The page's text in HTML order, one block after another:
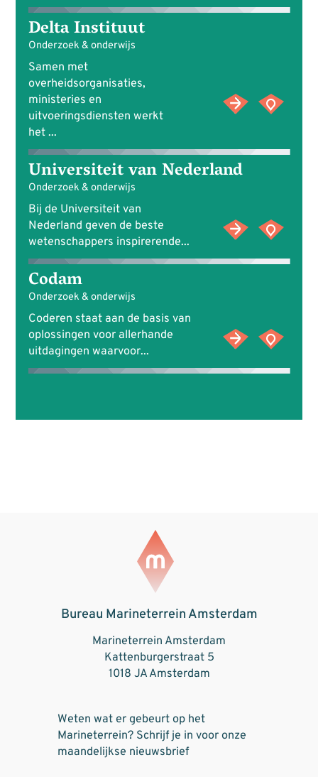
Delta Instituut
Onderzoek & onderwijs
Samen met
overheidsorganisaties,
ministeries en
uitvoeringsdiensten werkt
het ...
Universiteit van Nederland
Onderzoek & onderwijs
Bij de Universiteit van
Nederland geven de beste
wetenschappers inspirerende...
Codam
Onderzoek & onderwijs
Coderen staat aan de basis van
oplossingen voor allerhande
uitdagingen waarvoor...
Bureau Marineterrein Amsterdam
Marineterrein Amsterdam
Kattenburgerstraat 5
1018 JA Amsterdam
Weten wat er gebeurt op het
Marineterrein? Schrijf je in voor onze
maandelijkse nieuwsbrief